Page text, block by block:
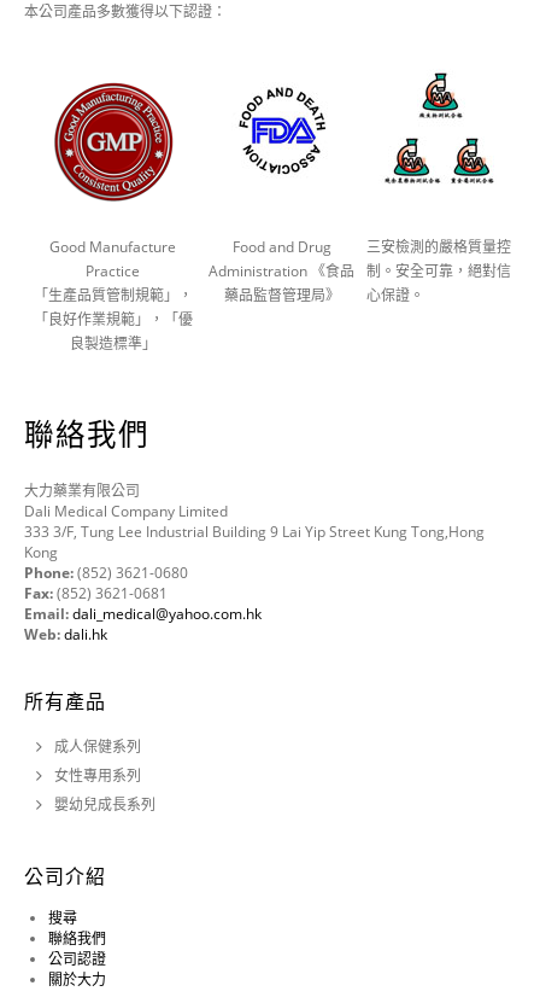
本公司產品多數獲得以下認證：
Good Manufacture
Practice
「生產品質管制規範」，
「良好作業規範」，「優
良製造標準」
Food and Drug
Administration 《食品
藥品監督管理局》
三安檢測的嚴格質量控
制。安全可靠，絕對信
心保證。
聯絡我們
大力藥業有限公司
Dali Medical Company Limited
333 3/F, Tung Lee Industrial Building 9 Lai Yip Street Kung Tong,Hong
Kong
Phone:(852) 3621-0680
Fax:(852) 3621-0681
Email:dali_medical@yahoo.com.hk
Web:dali.hk
所有產品
成人保健系列
女性專用系列
嬰幼兒成長系列
公司介紹
搜尋
聯絡我們
公司認證
關於大力